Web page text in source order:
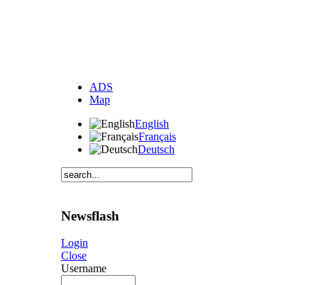
ADS
Map
English
Français
Deutsch
Newsflash
Login
Close
Username